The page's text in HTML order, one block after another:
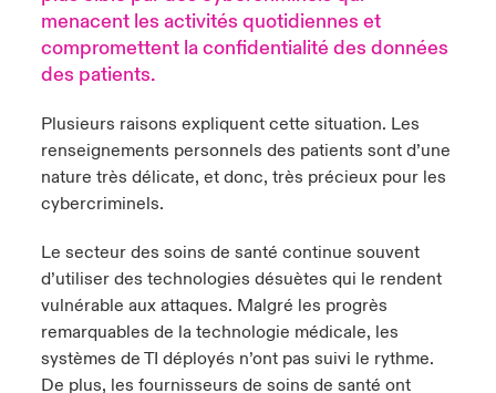
Nous contacter
Indemnisation
Investisseurs
feux sur le risque lié à la cybersécurité et à la technologie
Market
Kingdom
Pacific
Market
Kingdom
Pacific
Market
Kingdom
Pacific
Market
Kingdom
Pacific
Market
Kingdom
Pacific
Market
Kingdom
Pacific
Market
Kingdom
Pacific
Market
Kingdom
Pacific
Market
Kingdom
Pacific
Market
Kingdom
Pacific
Market
Kingdom
Pacific
menacent les activités quotidiennes et
compromettent la confidentialité des données
des patients.
Plusieurs raisons expliquent cette situation. Les
renseignements personnels des patients sont d’une
nature très délicate, et donc, très précieux pour les
cybercriminels.
Le secteur des soins de santé continue souvent
d’utiliser des technologies désuètes qui le rendent
vulnérable aux attaques. Malgré les progrès
remarquables de la technologie médicale, les
systèmes de TI déployés n’ont pas suivi le rythme.
De plus, les fournisseurs de soins de santé ont